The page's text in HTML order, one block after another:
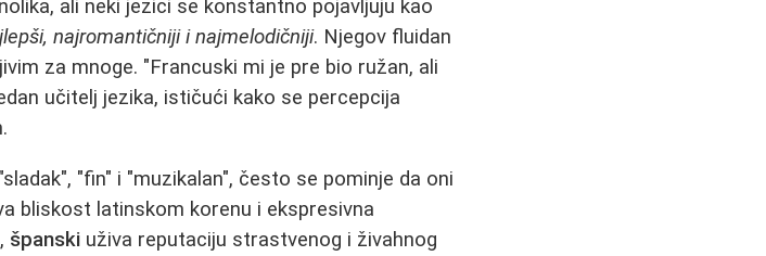
ali neki jezici se konstantno pojavljuju kao
najromantičniji i najmelodičniji. Njegov fluidan
za mnoge. "Francuski mi je pre bio ružan, ali
učitelj jezika, ističući kako se percepcija
"fin" i "muzikalan", često se pominje da oni
bliskost latinskom korenu i ekspresivna
španski uživa reputaciju strastvenog i živahnog